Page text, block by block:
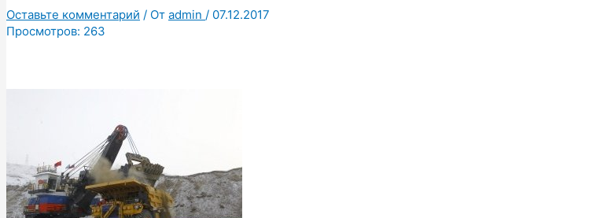
Оставьте комментарий / От admin / 07.12.2017
Просмотров: 263